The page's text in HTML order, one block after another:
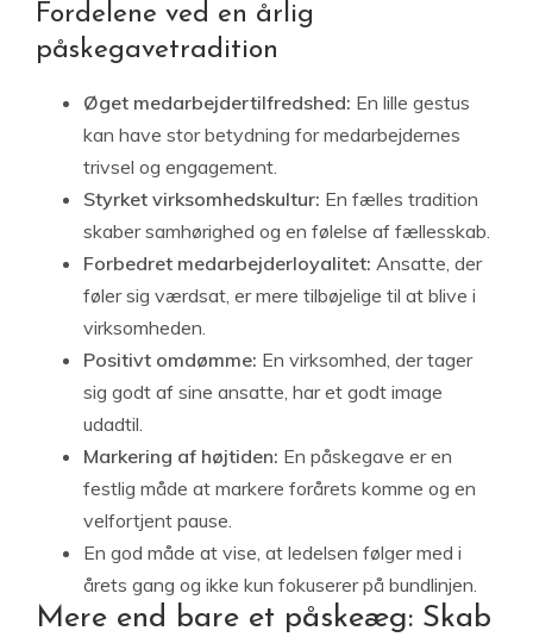
Fordelene ved en årlig
påskegavetradition
Øget medarbejdertilfredshed: En lille gestus
kan have stor betydning for medarbejdernes
trivsel og engagement.
Styrket virksomhedskultur: En fælles tradition
skaber samhørighed og en følelse af fællesskab.
Forbedret medarbejderloyalitet: Ansatte, der
føler sig værdsat, er mere tilbøjelige til at blive i
virksomheden.
Positivt omdømme: En virksomhed, der tager
sig godt af sine ansatte, har et godt image
udadtil.
Markering af højtiden: En påskegave er en
festlig måde at markere forårets komme og en
velfortjent pause.
En god måde at vise, at ledelsen følger med i
årets gang og ikke kun fokuserer på bundlinjen.
Mere end bare et påskeæg: Skab